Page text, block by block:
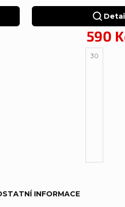
590
Detail
30
INFORMACE